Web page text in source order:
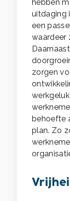
hebben
uitdaging
een
waardeer
zorgen
behoefte
plan. Zo